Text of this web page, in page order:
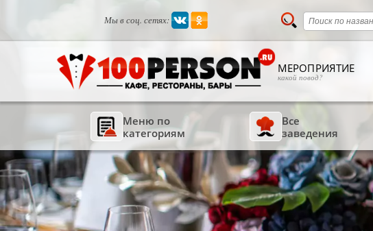
Мы в соц. сетях:
МЕРОПРИЯТИЕ
какой повод?
Меню по
категориям
Все
заведения